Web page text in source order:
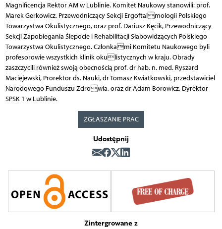
Magnificencja Rektor AM w Lublinie. Komitet Naukowy stanowili: prof.
Marek Gerkowicz, Przewodniczący Sekcji Ergoftalmologii Polskiego
Towarzystwa Okulistycznego, oraz prof. Dariusz Kęcik, Przewodniczący
Sekcji Zapobiegania Ślepocie i Rehabilitacji Słabowidzących Polskiego
Towarzystwa Okulistycznego. Członkami Komitetu Naukowego byli
profesorowie wszystkich klinik okulistycznych w kraju. Obrady
zaszczycili również swoją obecnością prof. dr hab. n. med. Ryszard
Maciejewski, Prorektor ds. Nauki, dr Tomasz Kwiatkowski, przedstawiciel
Narodowego Funduszu Zdrowia, oraz dr Adam Borowicz, Dyrektor
SPSK 1 w Lublinie.
ZGŁASZANIE PRAC
Udostępnij
Zintergrowane z